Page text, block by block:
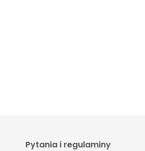
Pytania i regulaminy